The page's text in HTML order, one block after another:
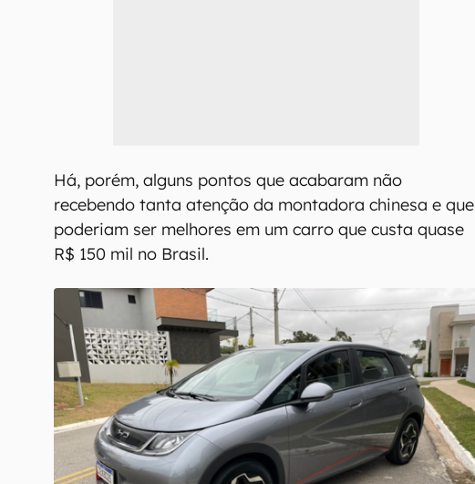
Há, porém, alguns pontos que acabaram não
recebendo tanta atenção da montadora chinesa e que
poderiam ser melhores em um carro que custa quase
R$ 150 mil no Brasil.